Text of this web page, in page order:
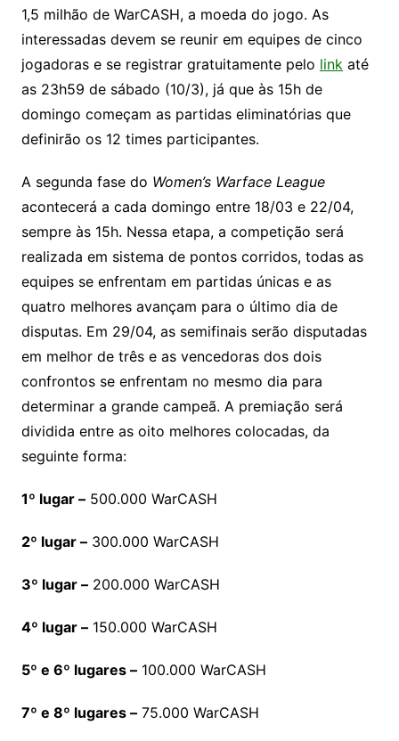
1,5 milhão de WarCASH, a moeda do jogo. As
interessadas devem se reunir em equipes de cinco
jogadoras e se registrar gratuitamente pelo linkaté
as 23h59 de sábado (10/3), já que às 15h de
domingo começam as partidas eliminatórias que
definirão os 12 times participantes.
A segunda fase do Women’s Warface League
acontecerá a cada domingo entre 18/03 e 22/04,
sempre às 15h. Nessa etapa, a competição será
realizada em sistema de pontos corridos, todas as
equipes se enfrentam em partidas únicas e as
quatro melhores avançam para o último dia de
disputas. Em 29/04, as semifinais serão disputadas
em melhor de três e as vencedoras dos dois
confrontos se enfrentam no mesmo dia para
determinar a grande campeã. A premiação será
dividida entre as oito melhores colocadas, da
seguinte forma:
1º lugar –500.000 WarCASH
2º lugar –300.000 WarCASH
3º lugar –200.000 WarCASH
4º lugar –150.000 WarCASH
5º e 6º lugares –100.000 WarCASH
7º e 8º lugares –75.000 WarCASH